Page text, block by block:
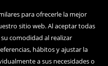
para ofrecerle la mejor
sitio web. Al aceptar todas
comodidad al realizar
hábitos y ajustar la
a sus necesidades o